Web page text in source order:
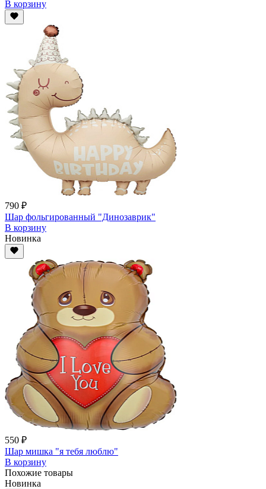
В корзину
790 ₽
Шар фольгированный "Динозаврик"
В корзину
Новинка
550 ₽
Шар мишка "я тебя люблю"
В корзину
Похожие товары
Новинка